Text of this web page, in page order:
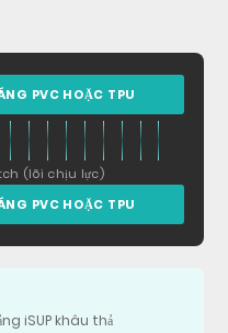
PVC HOẶC TPU
(lõi chịu lực)
PVC HOẶC TPU
iSUP khâu thả